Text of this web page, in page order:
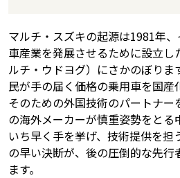
マルチ・スズキの起源は1981年
車産業を発展させるために設立
ルチ・ウドヨグ）にさかのぼりま
民が手の届く価格の乗用車を国産
そのための外国技術のパートナー
の海外メーカーが慎重姿勢をと
いち早く手を挙げ、技術提供を担
の早い決断が、後の圧倒的な先行
ます。